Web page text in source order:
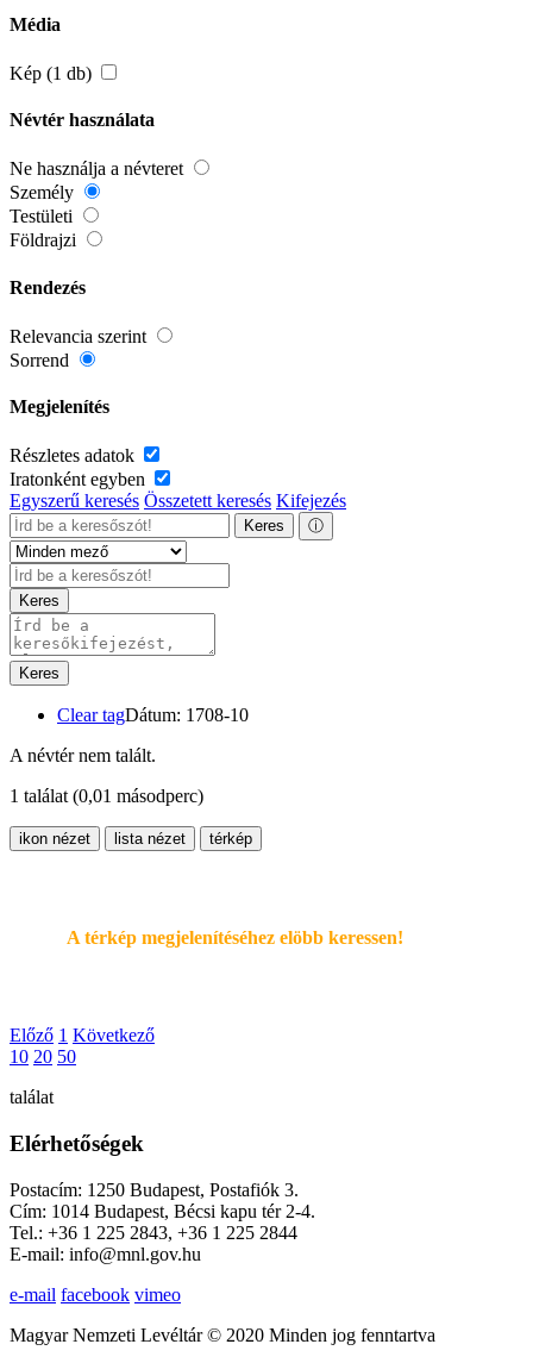
Média
Kép (1 db)
Névtér használata
Ne használja a névteret
Személy
Testületi
Földrajzi
Rendezés
Relevancia szerint
Sorrend
Megjelenítés
Részletes adatok
Iratonként egyben
Egyszerű keresés Összetett keresés Kifejezés
Keres ⓘ
Keres
Keres
Clear tagDátum: 1708-10
A névtér nem talált.
1 találat(0,01 másodperc)
ikon nézet lista nézet térkép
A térkép megjelenítéséhez elöbb keressen!
Előző 1 Következő
10 20 50
találat
Elérhetőségek
Postacím: 1250 Budapest, Postafiók 3.
Cím: 1014 Budapest, Bécsi kapu tér 2-4.
Tel.: +36 1 225 2843, +36 1 225 2844
E-mail: info@mnl.gov.hu
e-mail facebook vimeo
Magyar Nemzeti Levéltár © 2020 Minden jog fenntartva